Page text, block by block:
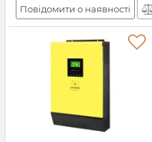
Повідомити о наявності